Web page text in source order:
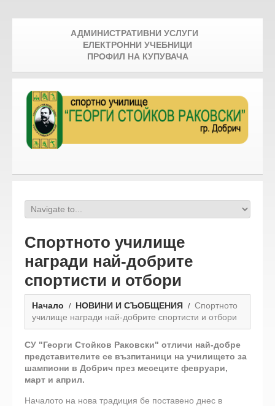
АДМИНИСТРАТИВНИ УСЛУГИ
ЕЛЕКТРОННИ УЧЕБНИЦИ
ПРОФИЛ НА КУПУВАЧА
Спортното училище
награди най-добрите
спортисти и отбори
Начало НОВИНИ И СЪОБЩЕНИЯ
Спортното
училище награди най-добрите спортисти и отбори
СУ "Георги Стойков Раковски" отличи най-добре
представителите се възпитаници на училището за
шампиони в Добрич през месеците февруари,
март и април.
Началото на нова традиция бе поставено днес в